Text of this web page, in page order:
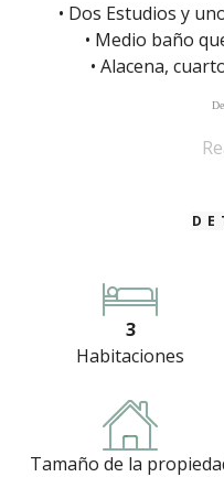
• Dos Estudios y
• Medio baño
• Alacena,
3
Habitaciones
Tamaño de la